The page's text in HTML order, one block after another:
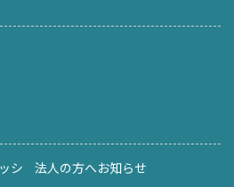
シ
法人の方へお知らせ